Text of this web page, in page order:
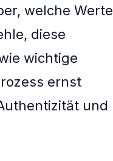
welche Werte
diese
wichtige
ernst
und